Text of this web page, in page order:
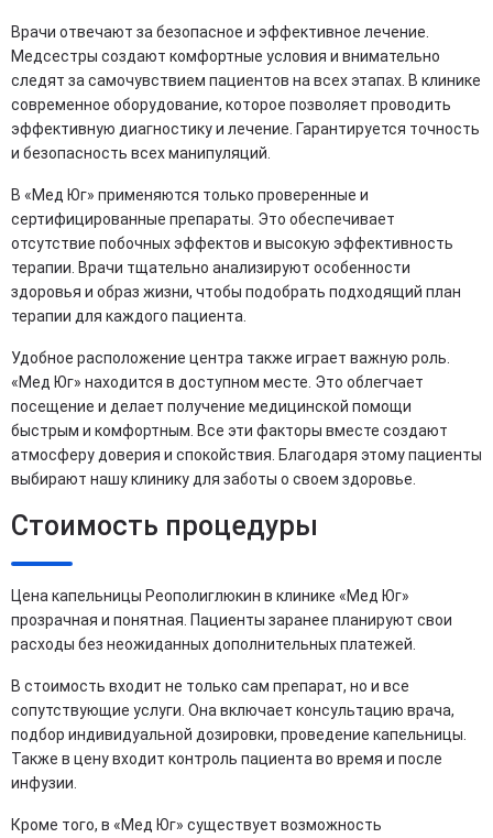
Врачи отвечают за безопасное и эффективное лечение.
Медсестры создают комфортные условия и внимательно
следят за самочувствием пациентов на всех этапах. В клинике
современное оборудование, которое позволяет проводить
эффективную диагностику и лечение. Гарантируется точность
и безопасность всех манипуляций.
В «Мед Юг» применяются только проверенные и
сертифицированные препараты. Это обеспечивает
отсутствие побочных эффектов и высокую эффективность
терапии. Врачи тщательно анализируют особенности
здоровья и образ жизни, чтобы подобрать подходящий план
терапии для каждого пациента.
Удобное расположение центра также играет важную роль.
«Мед Юг» находится в доступном месте. Это облегчает
посещение и делает получение медицинской помощи
быстрым и комфортным. Все эти факторы вместе создают
атмосферу доверия и спокойствия. Благодаря этому пациенты
выбирают нашу клинику для заботы о своем здоровье.
Стоимость процедуры
Цена капельницы Реополиглюкин в клинике «Мед Юг»
прозрачная и понятная. Пациенты заранее планируют свои
расходы без неожиданных дополнительных платежей.
В стоимость входит не только сам препарат, но и все
сопутствующие услуги. Она включает консультацию врача,
подбор индивидуальной дозировки, проведение капельницы.
Также в цену входит контроль пациента во время и после
инфузии.
Кроме того, в «Мед Юг» существует возможность